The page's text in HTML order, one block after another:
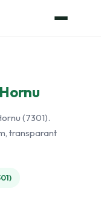
Hornu
(7301).
transparant